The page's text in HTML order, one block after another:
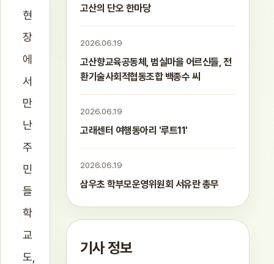
현
장
에
서
만
난
주
민
들
학
교
도,
고산의 단오 한마당
2026.06.19
고산향교육공동체, 범실마을 어르신들, 전
환기술사회적협동조합 백종수 씨
2026.06.19
고래센터 여행동아리 '루트11'
2026.06.19
삼우초 학부모운영위원회 서유란 총무
기사 정보